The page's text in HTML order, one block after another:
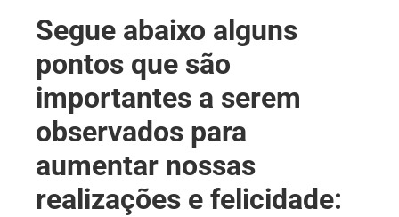
Segue abaixo alguns
pontos que são
importantes a serem
observados para
aumentar nossas
realizações e felicidade: